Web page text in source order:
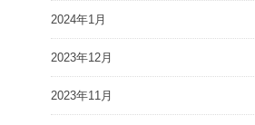
2024年1月
2023年12月
2023年11月